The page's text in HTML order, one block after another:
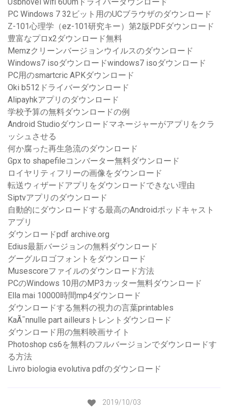
Usbnovel wifi 600mドライバーダウンロード
PC Windows 7 32ビット用のUCブラウザのダウンロード
Z-101心理学（ez-101研究キー）第2版PDFダウンロード
豊富なプロx2ダウンロード無料
Memzクリーンバージョンウイルスのダウンロード
Windows7 isoダウンロードwindows7 isoダウンロード
PC用のsmartcric APKダウンロード
Oki b512ドライバーダウンロード
Alipayhkアプリのダウンロード
学校予算の無料ダウンロードの例
Android Studioダウンロードマネージャーがアプリをクラ
ッシュさせる
何か腐った再生急流のダウンロード
Gpx to shapefileコンバーター無料ダウンロード
ロイヤリティフリーの画像をダウンロード
転送ウィザードアプリをダウンロードできない理由
Siptvアプリのダウンロード
自動的にダウンロードする最高のAndroidポッドキャスト
アプリ
ダウンロードpdf archive.org
Edius最新バージョンの無料ダウンロード
グーグルロゴフォントをダウンロード
Musescoreファイルのダウンロード方法
PCのWindows 10用のMP3カッター無料ダウンロード
Ella mai 10000時間mp4ダウンロード
ダウンロードする無料の視力の言葉printables
KaÃ¯nnulle part ailleursトレントダウンロード
ダウンロード用の無料映画サイト
Photoshop cs6を無料のフルバージョンでダウンロードす
る方法
Livro biologia evolutiva pdfのダウンロード
2019/10/03